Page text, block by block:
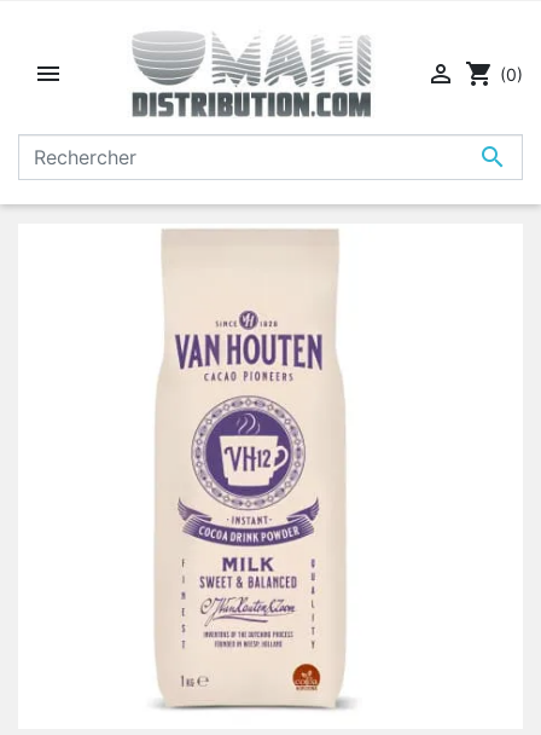


 shopping_cart (0)